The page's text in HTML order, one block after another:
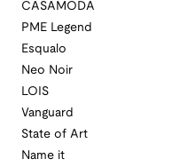
CASAMODA
PME Legend
Esqualo
Neo Noir
LOIS
Vanguard
State of Art
Name it